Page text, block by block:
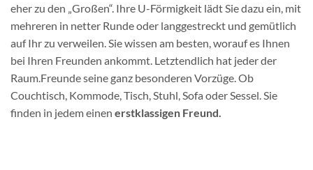
eher zu den „Großen“. Ihre U-Förmigkeit lädt Sie dazu ein, mit
mehreren in netter Runde oder langgestreckt und gemütlich
auf Ihr zu verweilen. Sie wissen am besten, worauf es Ihnen
bei Ihren Freunden ankommt. Letztendlich hat jeder der
Raum.Freunde seine ganz besonderen Vorzüge. Ob
Couchtisch, Kommode, Tisch, Stuhl, Sofa oder Sessel. Sie
finden in jedem einen erstklassigen Freund.